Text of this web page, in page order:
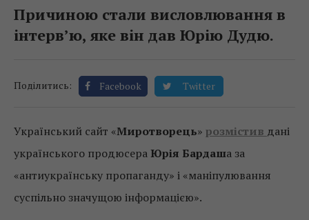
Причиною стали висловлювання в
інтерв’ю, яке він дав Юрію Дудю.
Поділитись: Facebook Twitter
Український сайт «Миротворець» розмістив дані
українського продюсера Юрія Бардаша за
«антиукраїнську пропаганду» і «маніпулювання
суспільно значущою інформацією».